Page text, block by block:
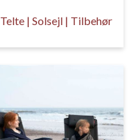
Telte | Solsejl | Tilbehør